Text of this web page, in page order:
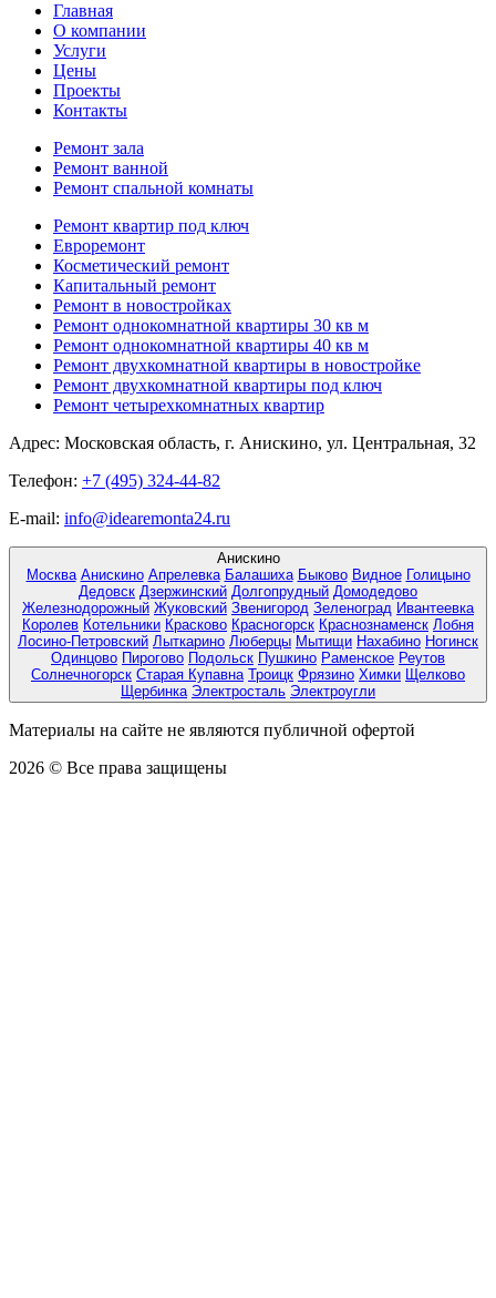
Главная
О компании
Услуги
Цены
Проекты
Контакты
Ремонт зала
Ремонт ванной
Ремонт спальной комнаты
Ремонт квартир под ключ
Евроремонт
Косметический ремонт
Капитальный ремонт
Ремонт в новостройках
Ремонт однокомнатной квартиры 30 кв м
Ремонт однокомнатной квартиры 40 кв м
Ремонт двухкомнатной квартиры в новостройке
Ремонт двухкомнатной квартиры под ключ
Ремонт четырехкомнатных квартир
Адрес: Московская область, г. Анискино, ул. Центральная, 32
Телефон: +7 (495) 324-44-82
E-mail: info@idearemonta24.ru
Анискино
Москва Анискино Апрелевка Балашиха Быково Видное Голицыно
Дедовск Дзержинский Долгопрудный Домодедово
Железнодорожный Жуковский Звенигород Зеленоград Ивантеевка
Королев Котельники Красково Красногорск Краснознаменск Лобня
Лосино-Петровский Лыткарино Люберцы Мытищи Нахабино Ногинск
Одинцово Пирогово Подольск Пушкино Раменское Реутов
Солнечногорск Старая Купавна Троицк Фрязино Химки Щелково
Щербинка Электросталь Электроугли
Материалы на сайте не являются публичной офертой
2026 © Все права защищены